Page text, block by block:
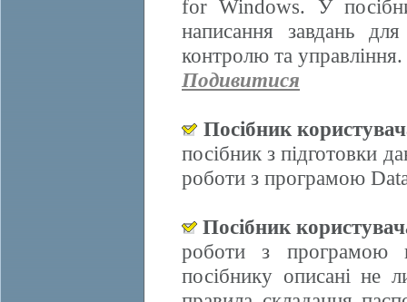
for Windows. У
написання завдань
контролю та управління.
Подивитися
Посібник
посібник з підготовки
роботи з програмою
Посібник
роботи з програмою
посібнику описані не